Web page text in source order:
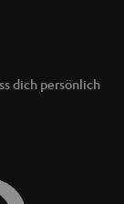
dich persönlich